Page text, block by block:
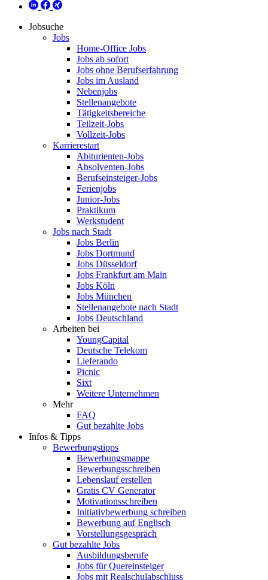
Jobsuche
Jobs
Home-Office Jobs
Jobs ab sofort
Jobs ohne Berufserfahrung
Jobs im Ausland
Nebenjobs
Stellenangebote
Tätigkeitsbereiche
Teilzeit-Jobs
Vollzeit-Jobs
Karrierestart
Abiturienten-Jobs
Absolventen-Jobs
Berufseinsteiger-Jobs
Ferienjobs
Junior-Jobs
Praktikum
Werkstudent
Jobs nach Stadt
Jobs Berlin
Jobs Dortmund
Jobs Düsseldorf
Jobs Frankfurt am Main
Jobs Köln
Jobs München
Stellenangebote nach Stadt
Jobs Deutschland
Arbeiten bei
YoungCapital
Deutsche Telekom
Lieferando
Picnic
Sixt
Weitere Unternehmen
Mehr
FAQ
Gut bezahlte Jobs
Infos & Tipps
Bewerbungstipps
Bewerbungsmappe
Bewerbungsschreiben
Lebenslauf erstellen
Gratis CV Generator
Motivationsschreiben
Initiativbewerbung schreiben
Bewerbung auf Englisch
Vorstellungsgespräch
Gut bezahlte Jobs
Ausbildungsberufe
Jobs für Quereinsteiger
Jobs mit Realschulabschluss